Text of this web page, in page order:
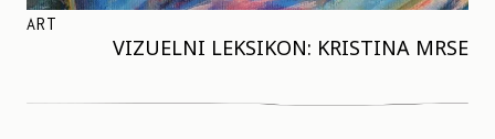
ART
VIZUELNI LEKSIKON: KRISTINA MRSE